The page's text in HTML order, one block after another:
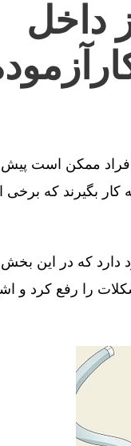
داخل
ممکن است پیش
بگیرند که برخی
دارد که در این بخش
را رفع کرد و